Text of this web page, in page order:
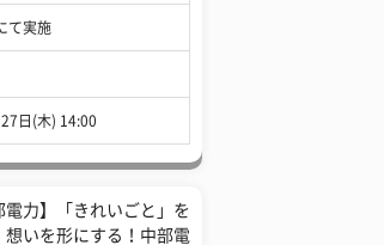
て実施
日(木) 14:00
電力】「きれいごと」を
想いを形にする！中部電